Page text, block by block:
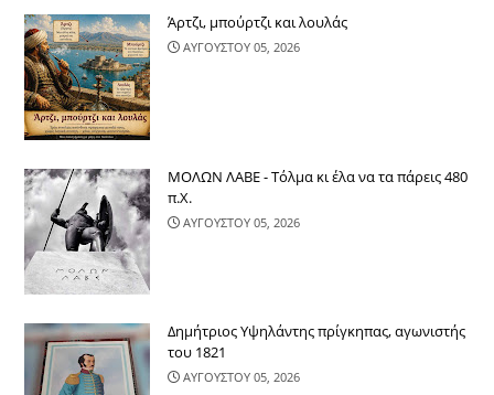
Άρτζι, μπούρτζι και λουλάς
ΑΥΓΟΥΣΤΟΥ 05, 2026
ΜΟΛΩΝ ΛΑΒΕ - Τόλμα κι έλα να τα πάρεις 480
π.Χ.
ΑΥΓΟΥΣΤΟΥ 05, 2026
Δημήτριος Υψηλάντης πρίγκηπας, αγωνιστής
του 1821
ΑΥΓΟΥΣΤΟΥ 05, 2026